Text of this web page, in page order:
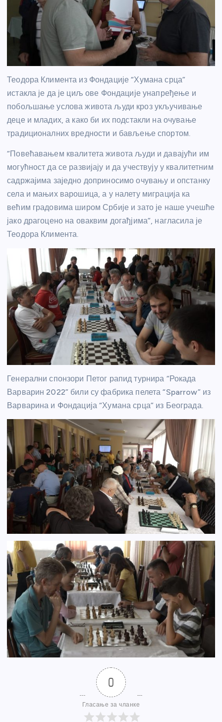
Теодора Климента из Фондације “Хумана срца”
истакла је да је циљ ове Фондације унапређење и
побољшање услова живота људи кроз укључивање
деце и младих, а како би их подстакли на очување
традиционалних вредности и бављење спортом.
“Повећавањем квалитета живота људи и давајући им
могућност да се развијају и да учествују у квалитетним
садржајима заједно доприносимо очувању и опстанку
села и мањих варошица, а у налету миграција ка
већим градовима широм Србије и зато је наше учешће
јако драгоцено на оваквим догађјима”, нагласила је
Теодора Климента.
Генерални спонзори Петог рапид турнира “Рокада
Варварин 2022” били су фабрика пелета “Sparrow” из
Варварина и Фондација “Хумана срца” из Београда.
0
Гласање за чланке